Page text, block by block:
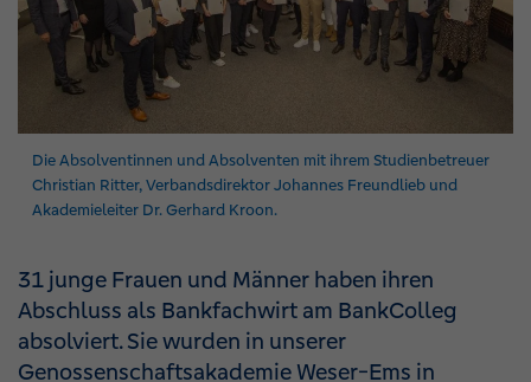
Die Absolventinnen und Absolventen mit ihrem Studienbetreuer
Christian Ritter, Verbandsdirektor Johannes Freundlieb und
Akademieleiter Dr. Gerhard Kroon.
31 junge Frauen und Männer haben ihren
Abschluss als Bankfachwirt am BankColleg
absolviert. Sie wurden in unserer
Genossenschaftsakademie Weser-Ems in